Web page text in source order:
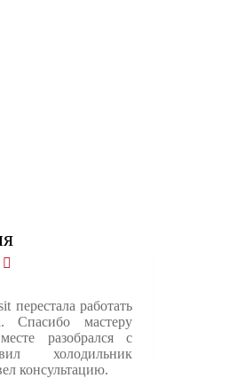
перестала работать
Спасибо мастеру
разобрался с
холодильник
консультацию.